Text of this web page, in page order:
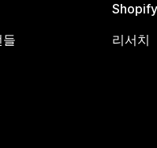
리서치